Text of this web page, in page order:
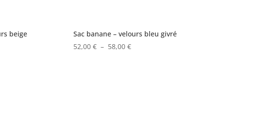
beige
Sac banane – velours bleu givré
52,00€ – 58,00€Plage